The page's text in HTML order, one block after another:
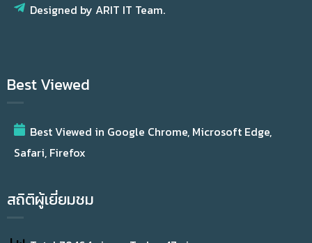
Designed by ARIT IT Team.
Best Viewed
Best Viewed in Google Chrome, Microsoft Edge,
Safari, Firefox
สถิติผู้เยี่ยมชม